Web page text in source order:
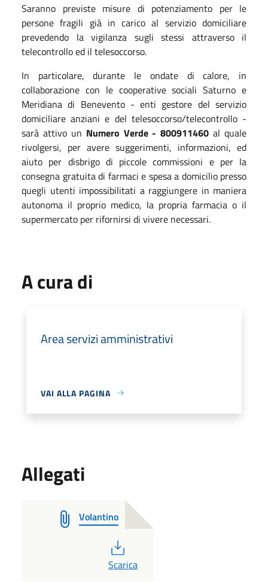
Saranno previste misure di potenziamento per le
persone fragili già in carico al servizio domiciliare
prevedendo la vigilanza sugli stessi attraverso il
telecontrollo ed il telesoccorso.
In particolare, durante le ondate di calore, in
collaborazione con le cooperative sociali Saturno e
Meridiana di Benevento - enti gestore del servizio
domiciliare anziani e del telesoccorso/telecontrollo -
sarà attivo un Numero Verde - 800911460al quale
rivolgersi, per avere suggerimenti, informazioni, ed
aiuto per disbrigo di piccole commissioni e per la
consegna gratuita di farmaci e spesa a domicilio presso
quegli utenti impossibilitati a raggiungere in maniera
autonoma il proprio medico, la propria farmacia o il
supermercato per rifornirsi di vivere necessari.
A cura di
Area servizi amministrativi
VAI ALLA PAGINA
Allegati
Volantino
PDF
Scarica